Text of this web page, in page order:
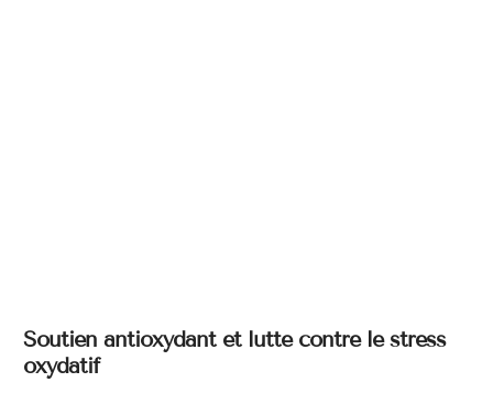
Soutien antioxydant et lutte contre le stress
oxydatif